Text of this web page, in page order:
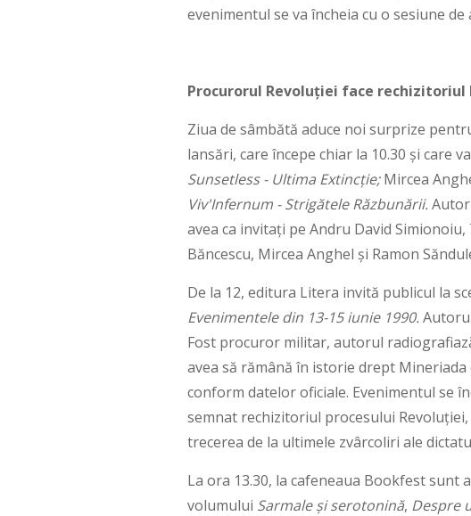
evenimentul se va încheia cu o sesiune
Procurorul Revoluției face rechizitoriul
Ziua de sâmbătă aduce noi surprize
lansări, care începe chiar la 10.30 și care
Sunsetless - Ultima Extincție;Mircea
Viv'Infernum - Strigătele Răzbunării.
avea ca invitați pe Andru David Simionoiu,
Băncescu, Mircea Anghel și Ramon
De la 12, editura Litera invită publicul la
Evenimentele din 13-15 iunie 1990.
Fost procuror militar, autorul
avea să rămână în istorie drept
conform datelor oficiale. Evenimentul se
semnat rechizitoriul procesului
trecerea de la ultimele zvârcoliri ale
La ora 13.30, la cafeneaua Bookfest
volumului Sarmale și serotonină, Despre